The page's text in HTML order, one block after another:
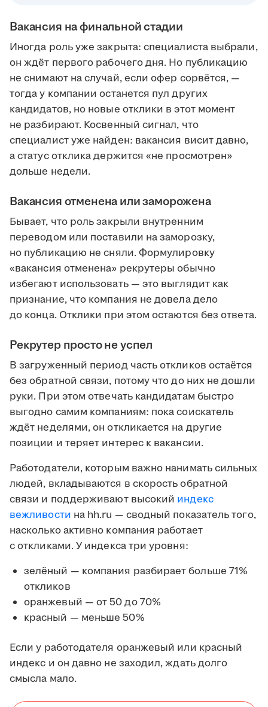
Вакансия на финальной стадии
Иногда роль уже закрыта: специалиста выбрали,
он ждёт первого рабочего дня. Но публикацию
не снимают на случай, если офер сорвётся, —
тогда у компании останется пул других
кандидатов, но новые отклики в этот момент
не разбирают. Косвенный сигнал, что
специалист уже найден: вакансия висит давно,
а статус отклика держится «не просмотрен»
дольше недели.
Вакансия отменена или заморожена
Бывает, что роль закрыли внутренним
переводом или поставили на заморозку,
но публикацию не сняли. Формулировку
«вакансия отменена» рекрутеры обычно
избегают использовать — это выглядит как
признание, что компания не довела дело
до конца. Отклики при этом остаются без ответа.
Рекрутер просто не успел
В загруженный период часть откликов остаётся
без обратной связи, потому что до них не дошли
руки. При этом отвечать кандидатам быстро
выгодно самим компаниям: пока соискатель
ждёт неделями, он откликается на другие
позиции и теряет интерес к вакансии.
Работодатели, которым важно нанимать сильных
людей, вкладываются в скорость обратной
связи и поддерживают высокий индекс
вежливости на hh.ru — сводный показатель того,
насколько активно компания работает
с откликами. У индекса три уровня:
зелёный — компания разбирает больше 71%
откликов
оранжевый — от 50 до 70%
красный — меньше 50%
Если у работодателя оранжевый или красный
индекс и он давно не заходил, ждать долго
смысла мало.